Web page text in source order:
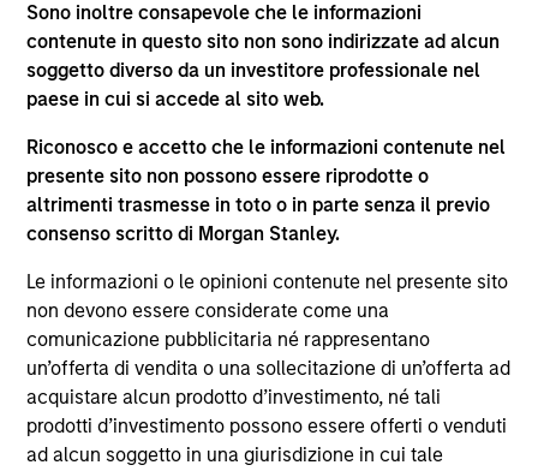
Sono inoltre consapevole che le informazioni
contenute in questo sito non sono indirizzate ad alcun
soggetto diverso da un investitore professionale nel
paese in cui si accede al sito web.
Riconosco e accetto che le informazioni contenute nel
presente sito non possono essere riprodotte o
altrimenti trasmesse in toto o in parte senza il previo
consenso scritto di Morgan Stanley.
Le informazioni o le opinioni contenute nel presente sito
non devono essere considerate come una
comunicazione pubblicitaria né rappresentano
un’offerta di vendita o una sollecitazione di un’offerta ad
acquistare alcun prodotto d’investimento, né tali
prodotti d’investimento possono essere offerti o venduti
ad alcun soggetto in una giurisdizione in cui tale
fund series. Brian has been an active real estate
investing professional for over 28 years across
multiple geographies and asset classes. Prior to
joining Morgan Stanley in 2006, Brian spent nine
Real Estate Principal Investment Area. Brian
received a BSc from Cornell University.
Approfondimenti correlati